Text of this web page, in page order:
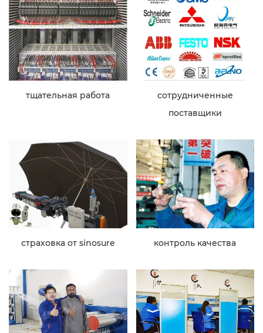
тщательная работа
сотрудниченные
поставщики
страховка от sinosure контроль качества